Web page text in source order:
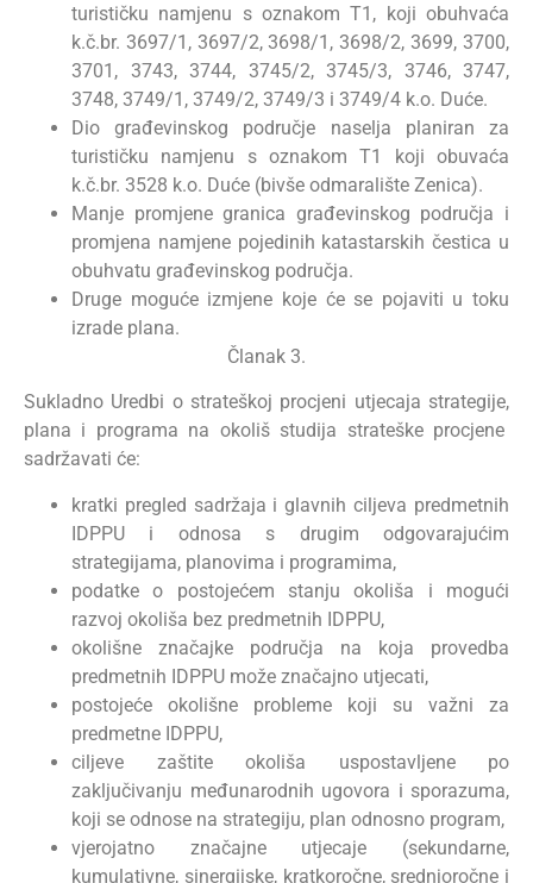
turističku namjenu s oznakom T1, koji obuhvaća
k.č.br. 3697/1, 3697/2, 3698/1, 3698/2, 3699, 3700,
3701, 3743, 3744, 3745/2, 3745/3, 3746, 3747,
3748, 3749/1, 3749/2, 3749/3 i 3749/4 k.o. Duće.
Dio građevinskog područje naselja planiran za
turističku namjenu s oznakom T1 koji obuvaća
k.č.br. 3528 k.o. Duće (bivše odmaralište Zenica).
Manje promjene granica građevinskog područja i
promjena namjene pojedinih katastarskih čestica u
obuhvatu građevinskog područja.
Druge moguće izmjene koje će se pojaviti u toku
izrade plana.
Članak 3.
Sukladno Uredbi o strateškoj procjeni utjecaja strategije,
plana i programa na okoliš studija strateške procjene
sadržavati će:
kratki pregled sadržaja i glavnih ciljeva predmetnih
IDPPU i odnosa s drugim odgovarajućim
strategijama, planovima i programima,
podatke o postojećem stanju okoliša i mogući
razvoj okoliša bez predmetnih IDPPU,
okolišne značajke područja na koja provedba
predmetnih IDPPU može značajno utjecati,
postojeće okolišne probleme koji su važni za
predmetne IDPPU,
ciljeve zaštite okoliša uspostavljene po
zaključivanju međunarodnih ugovora i sporazuma,
koji se odnose na strategiju, plan odnosno program,
vjerojatno značajne utjecaje (sekundarne,
kumulativne, sinergijske, kratkoročne, srednjoročne i